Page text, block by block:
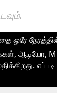
ஒரே
ஆடியோ,